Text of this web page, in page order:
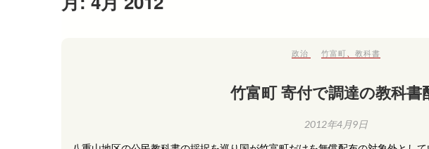
政治 竹富町 、教科書
竹富町 寄付で調達の教科書
2012年4月9日